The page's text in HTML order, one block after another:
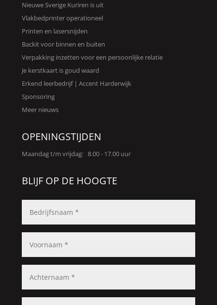
Nieuwe Sverige Kuriren is uit
Vlakbedprinter operationeel
Printen en lasersnijden
Backit voor binnen en buiten
Verpakking inzetten voor een persoonlijke relatie
Je kerstkaart is goud waard
Erkend leerbedrijf | Accent Harderwijk
Sponsoring
Meer nieuws
OPENINGSTIJDEN
Maandag t/m vrijdag: 8.00 - 17.00 uur
BLIJF OP DE HOOGTE